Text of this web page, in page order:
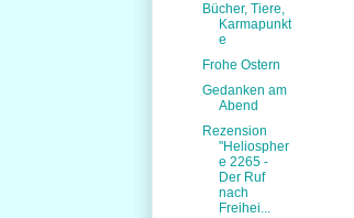
Bücher, Tiere,
Karmapunkt
e
Frohe Ostern
Gedanken am
Abend
Rezension
"Heliospher
e 2265 -
Der Ruf
nach
Freihei...